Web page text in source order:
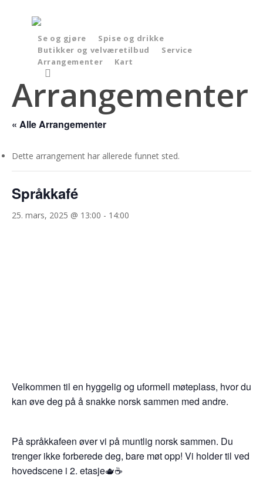
Se og gjøre
Spise og drikke
Butikker og velværetilbud
Service
Arrangementer
Kart
Arrangementer
« Alle Arrangementer
Dette arrangement har allerede funnet sted.
Språkkafé
25. mars, 2025 @ 13:00 - 14:00
Velkommen til en hyggelig og uformell møteplass, hvor du
kan øve deg på å snakke norsk sammen med andre.
På språkkafeen øver vi på muntlig norsk sammen. Du
trenger ikke forberede deg, bare møt opp! Vi holder til ved
hovedscene i 2. etasje🫖☕